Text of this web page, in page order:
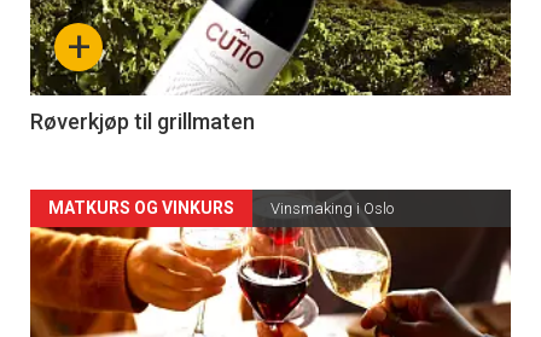
nå
-
4
+
Røverkjøp til grillmaten
Forsiden
akkurat
nå
MATKURS OG VINKURS Vinsmaking i Oslo